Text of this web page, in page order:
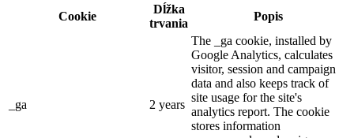
Cookie
Dĺžka
trvania
Popis
_ga 2 years
The _ga cookie, installed by
Google Analytics, calculates
visitor, session and campaign
data and also keeps track of
site usage for the site's
analytics report. The cookie
stores information